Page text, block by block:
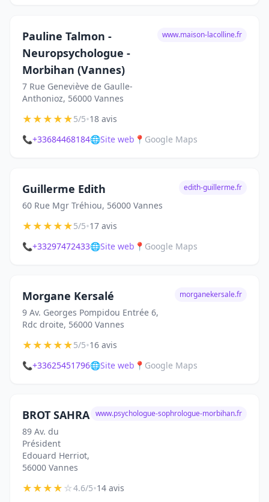
Pauline Talmon -
Neuropsychologue -
Morbihan (Vannes)
7 Rue Geneviève de Gaulle-
Anthonioz, 56000 Vannes
www.maison-lacolline.fr
★★★★★5/5•18 avis
📞+33684468184🌐Site web 📍 Google Maps
Guillerme Edith
60 Rue Mgr Tréhiou, 56000 Vannes
edith-guillerme.fr
★★★★★5/5•17 avis
📞+33297472433🌐Site web 📍 Google Maps
Morgane Kersalé
9 Av. Georges Pompidou Entrée 6,
Rdc droite, 56000 Vannes
morganekersale.fr
★★★★★5/5•16 avis
📞+33625451796🌐Site web 📍 Google Maps
BROT SAHRA
89 Av. du
Président
Edouard Herriot,
56000 Vannes
www.psychologue-sophrologue-morbihan.fr
★★★★☆4.6/5•14 avis